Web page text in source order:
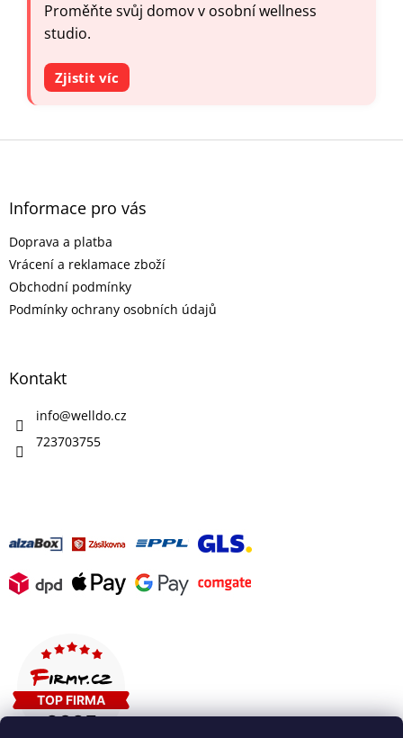
Proměňte svůj domov v osobní wellness
studio.
Zjistit víc
Z
Informace pro vás
Doprava a platba
Vrácení a reklamace zboží
Obchodní podmínky
Podmínky ochrany osobních údajů
Kontakt
info@welldo.cz
723703755